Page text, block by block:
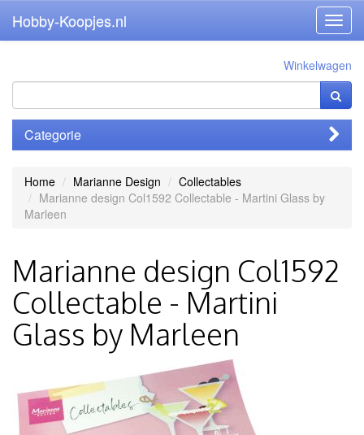
Hobby-Koopjes.nl
Winkelwagen
Categorie
Home Marianne Design
Collectables
Marianne design Col1592 Collectable - Martini Glass by
Marleen
Marianne design Col1592
Collectable - Martini
Glass by Marleen